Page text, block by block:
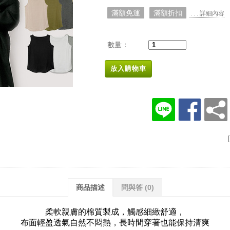
滿額免運 滿額折扣 . . . 詳細內容
數量：
放入購物車
商品描述 問與答 (0)